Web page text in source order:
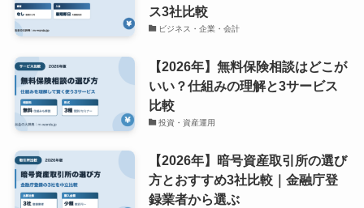
ス3社比較
ビジネス・企業・会計
【2026年】無料保険相談はどこが
いい？仕組みの理解と3サービス
比較
投資・資産運用
【2026年】暗号資産取引所の選び
方とおすすめ3社比較｜金融庁登
録業者から選ぶ